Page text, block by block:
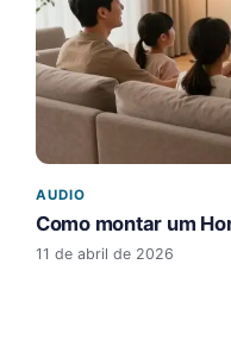
AUDIO
Como montar um
11 de abril de 2026